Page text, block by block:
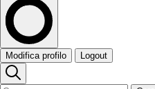
Modifica profilo Logout